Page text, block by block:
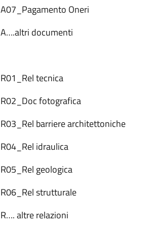
A07_Pagamento Oneri
A….altri documenti
R01_Rel tecnica
R02_Doc fotografica
R03_Rel barriere architettoniche
R04_Rel idraulica
R05_Rel geologica
R06_Rel strutturale
R…. altre relazioni